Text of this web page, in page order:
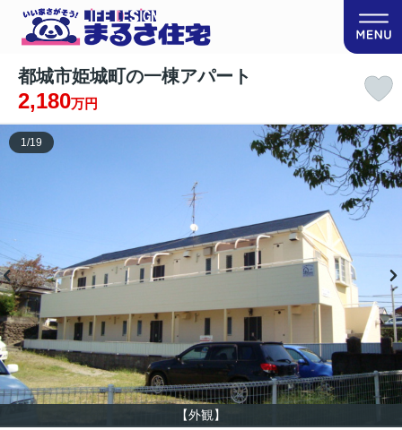
都城市姫城町の一棟アパート
2,180万円
【外観】
1/19